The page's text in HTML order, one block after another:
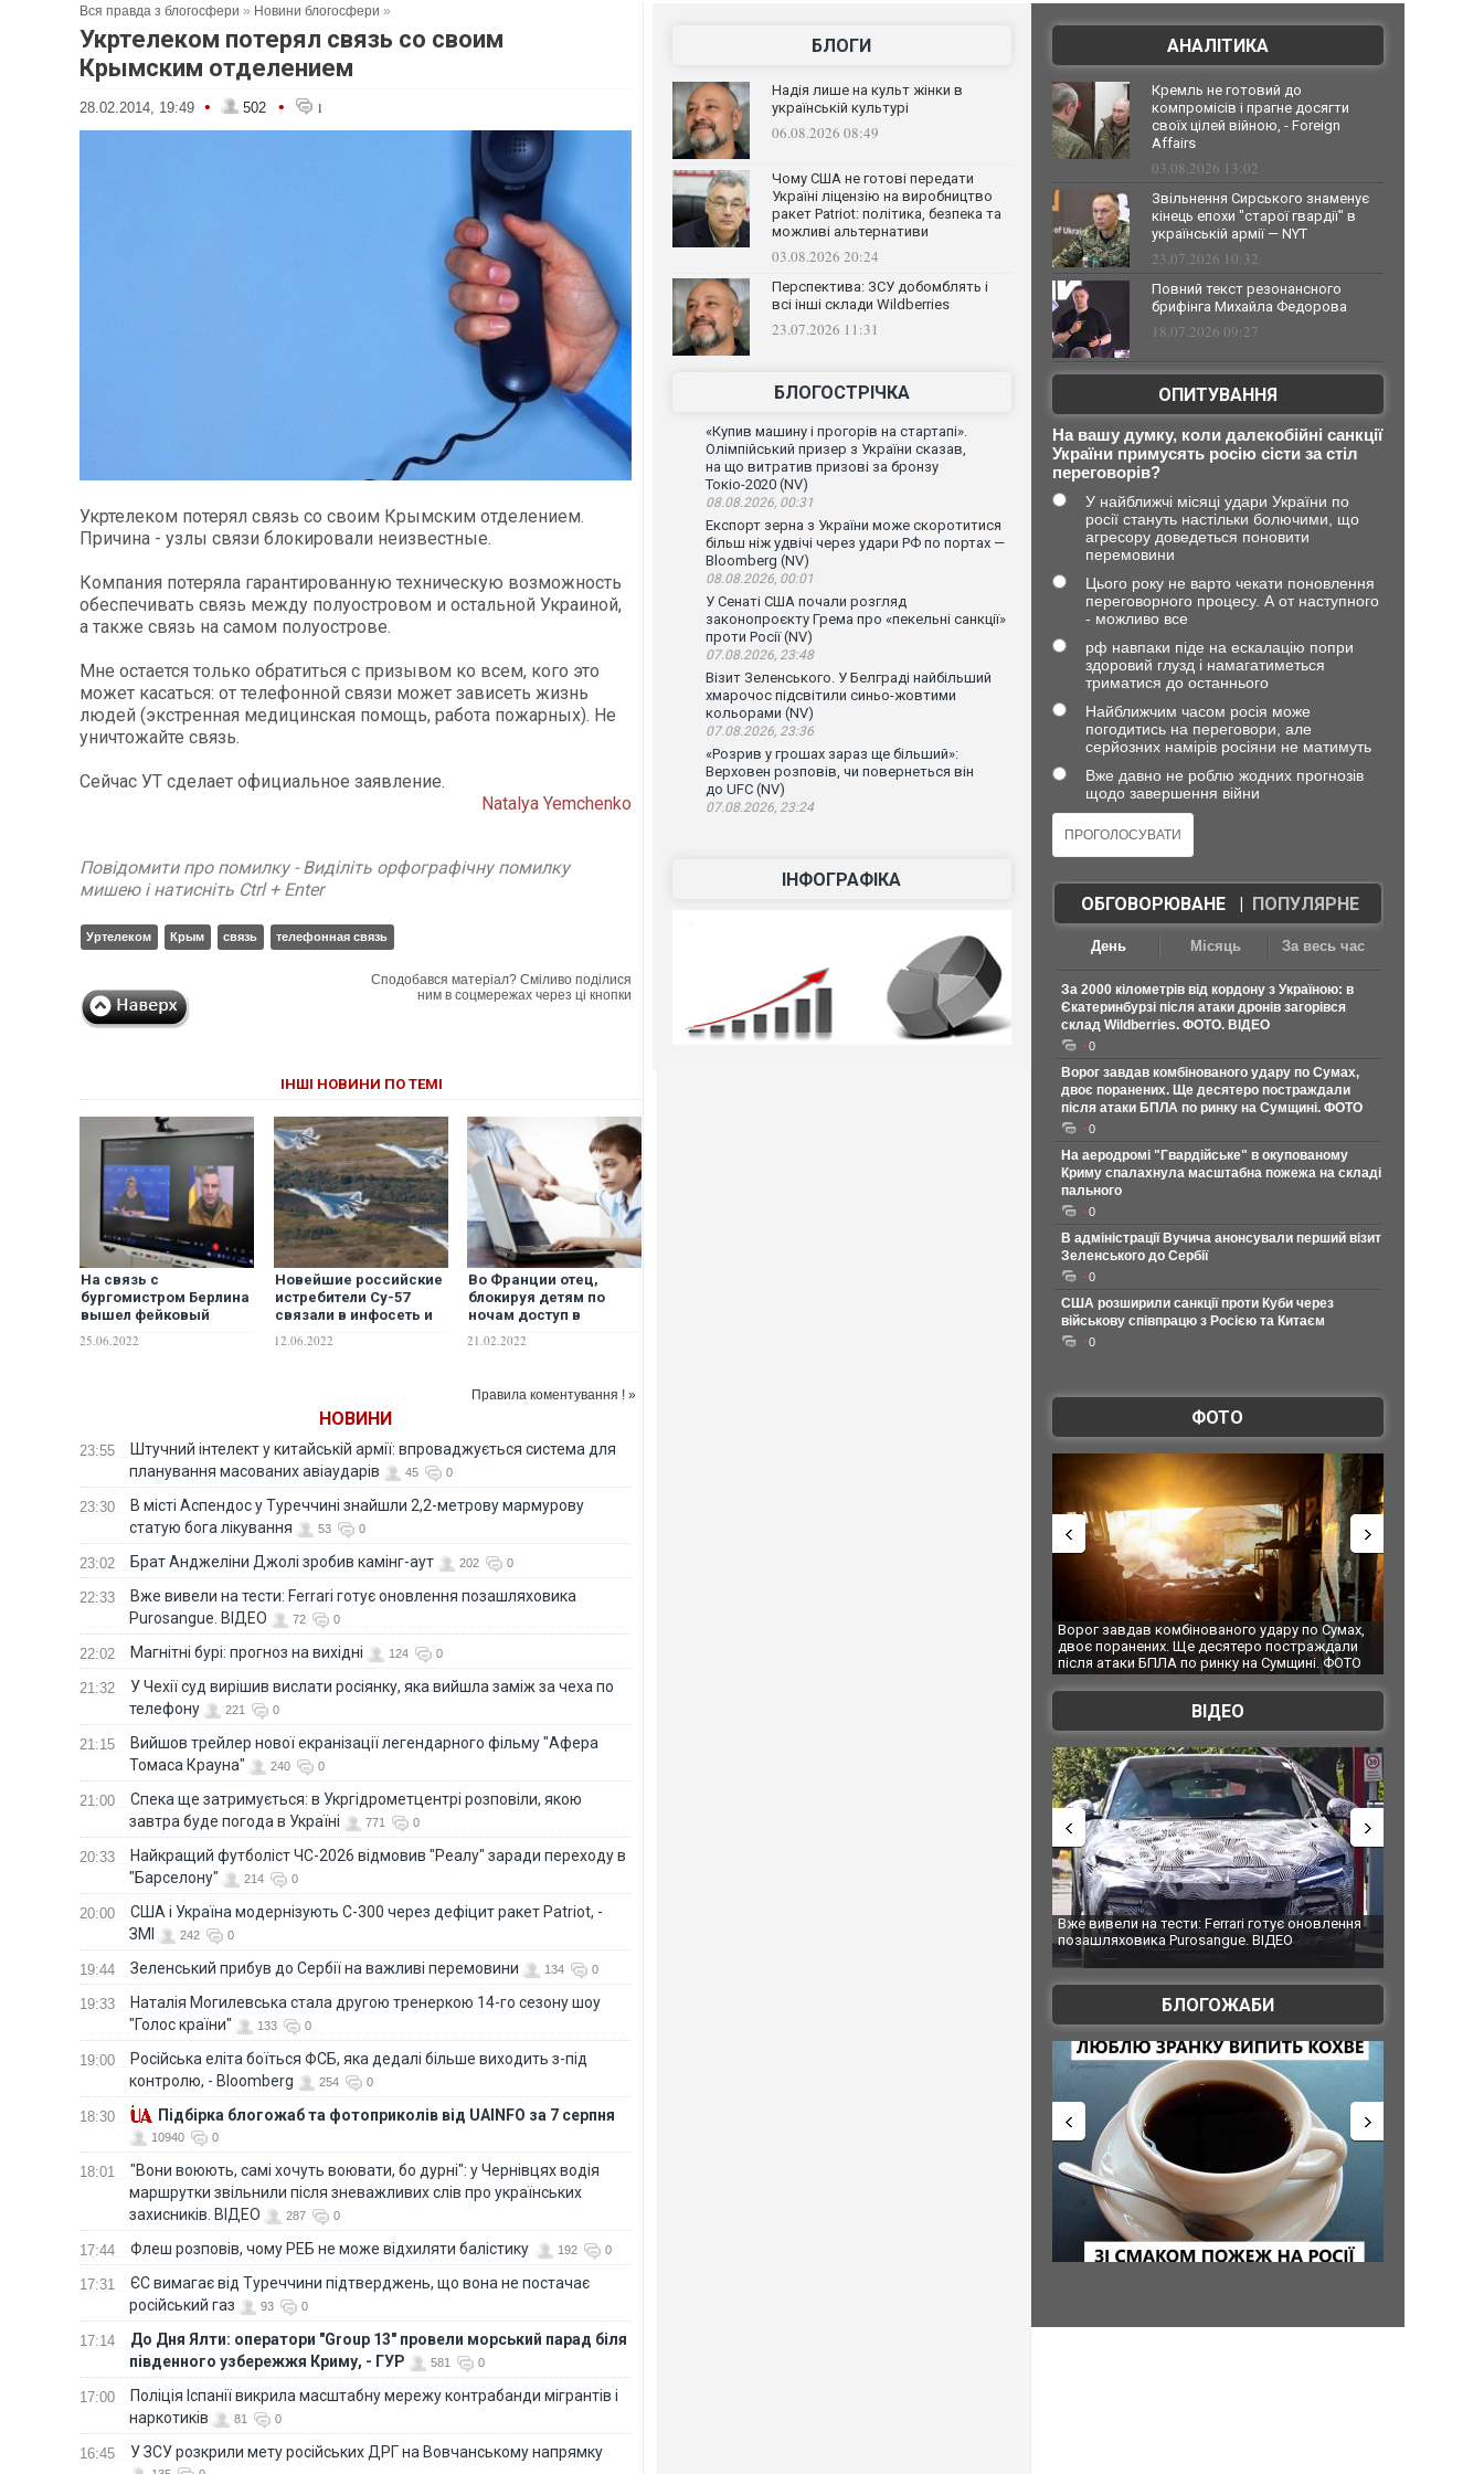
Вся правда з блогосфери » Новини блогосфери »
Укртелеком потерял связь со своим
Крымским отделением
28.02.2014, 19:49 • 502 • 1
Укртелеком потерял связь со своим Крымским отделением.
Причина - узлы связи блокировали неизвестные.
Компания потеряла гарантированную техническую возможность
обеспечивать связь между полуостровом и остальной Украиной,
а также связь на самом полуострове.
Мне остается только обратиться с призывом ко всем, кого это
может касаться: от телефонной связи может зависеть жизнь
людей (экстренная медицинская помощь, работа пожарных). Не
уничтожайте связь.
Сейчас УТ сделает официальное заявление.
Natalya Yemchenko
Повідомити про помилку - Виділіть орфографічну помилку
мишею і натисніть Ctrl + Enter
Уртелеком Крым связь телефонная связь
Сподобався матеріал? Сміливо поділися
ним в соцмережах через ці кнопки
ІНШІ НОВИНИ ПО ТЕМІ
На связь с
бургомистром Берлина
вышел фейковый
25.06.2022
Новейшие российские
истребители Су-57
связали в инфосеть и
с украинской ПВО, –
12.06.2022
Во Франции отец,
блокируя детям по
ночам доступ в
мобильную связь в
21.02.2022
Правила коментування ! »
НОВИНИ
23:55
Штучний інтелект у китайській армії: впроваджується система для
планування масованих авіаударів
45 0
23:30
В місті Аспендос у Туреччині знайшли 2,2-метрову мармурову
статую бога лікування
53 0
23:02 Брат Анджеліни Джолі зробив камінг-аут 202 0
22:33
Вже вивели на тести: Ferrari готує оновлення позашляховика
Purosangue. ВІДЕО
72 0
22:02 Магнітні бурі: прогноз на вихідні 124 0
21:32
У Чехії суд вирішив вислати росіянку, яка вийшла заміж за чеха по
телефону
221 0
21:15
Вийшов трейлер нової екранізації легендарного фільму "Афера
Томаса Крауна"
240 0
21:00
Спека ще затримується: в Укргідрометцентрі розповіли, якою
завтра буде погода в Україні
771 0
20:33
Найкращий футболіст ЧС-2026 відмовив "Реалу" заради переходу в
"Барселону"
214 0
20:00
США і Україна модернізують С-300 через дефіцит ракет Patriot, -
ЗМІ
242 0
19:44 Зеленський прибув до Сербії на важливі перемовини 134 0
19:33
Наталія Могилевська стала другою тренеркою 14-го сезону шоу
"Голос країни"
133 0
19:00
Російська еліта боїться ФСБ, яка дедалі більше виходить з-під
контролю, - Bloomberg
254 0
18:30 Підбірка блогожаб та фотоприколів від UAINFO за 7 серпня
10940 0
18:01
"Вони воюють, самі хочуть воювати, бо дурні": у Чернівцях водія
маршрутки звільнили після зневажливих слів про українських
захисників. ВІДЕО
287 0
17:44 Флеш розповів, чому РЕБ не може відхиляти балістику 192 0
17:31
ЄС вимагає від Туреччини підтверджень, що вона не постачає
російський газ
93 0
17:14
До Дня Ялти: оператори "Group 13" провели морський парад біля
південного узбережжя Криму, - ГУР
581 0
17:00
Поліція Іспанії викрила масштабну мережу контрабанди мігрантів і
наркотиків
81 0
16:45 У ЗСУ розкрили мету російських ДРГ на Вовчанському напрямку
БЛОГИ
Надія лише на культ жінки в
українській культурі
06.08.2026 08:49
Чому США не готові передати
Україні ліцензію на виробництво
ракет Patriot: політика, безпека та
можливі альтернативи
03.08.2026 20:24
Перспектива: ЗСУ добомблять і
всі інші склади Wildberries
23.07.2026 11:31
БЛОГОСТРІЧКА
«Купив машину і прогорів на стартапі».
Олімпійський призер з України сказав,
на що витратив призові за бронзу
Токіо-2020 (NV)
08.08.2026, 00:31
Експорт зерна з України може скоротитися
більш ніж удвічі через удари РФ по портах —
Bloomberg (NV)
08.08.2026, 00:01
У Сенаті США почали розгляд
законопроєкту Грема про «пекельні санкції»
проти Росії (NV)
07.08.2026, 23:48
Візит Зеленського. У Белграді найбільший
хмарочос підсвітили синьо-жовтими
кольорами (NV)
07.08.2026, 23:36
«Розрив у грошах зараз ще більший»:
Верховен розповів, чи повернеться він
до UFC (NV)
07.08.2026, 23:24
ІНФОГРАФІКА
АНАЛІТИКА
Кремль не готовий до
компромісів і прагне досягти
своїх цілей війною, - Foreign
Affairs
03.08.2026 13:02
Звільнення Сирського знаменує
кінець епохи "старої гвардії" в
українській армії — NYT
23.07.2026 10:32
Повний текст резонансного
брифінга Михайла Федорова
18.07.2026 09:27
ОПИТУВАННЯ
На вашу думку, коли далекобійні санкції
України примусять росію сісти за стіл
переговорів?
У найближчі місяці удари України по
росії стануть настільки болючими, що
агресору доведеться поновити
перемовини
Цього року не варто чекати поновлення
переговорного процесу. А от наступного
- можливо все
рф навпаки піде на ескалацію попри
здоровий глузд і намагатиметься
триматися до останнього
Найближчим часом росія може
погодитись на переговори, але
серйозних намірів росіяни не матимуть
Вже давно не роблю жодних прогнозів
щодо завершення війни
ОБГОВОРЮВАНЕ| ПОПУЛЯРНЕ
День Місяць За весь час
За 2000 кілометрів від кордону з Україною: в
Єкатеринбурзі після атаки дронів загорівся
склад Wildberries. ФОТО. ВІДЕО
0
Ворог завдав комбінованого удару по Сумах,
двоє поранених. Ще десятеро постраждали
після атаки БПЛА по ринку на Сумщині. ФОТО
0
На аеродромі "Гвардійське" в окупованому
Криму спалахнула масштабна пожежа на складі
пального
0
В адміністрації Вучича анонсували перший візит
Зеленського до Сербії
0
США розширили санкції проти Куби через
військову співпрацю з Росією та Китаєм
0
ФОТО
Ворог завдав комбінованого удару по Сумах,
двоє поранених. Ще десятеро постраждали
після атаки БПЛА по ринку на Сумщині. ФОТО
За 2000 кілометрів від
Єкатеринбурзі після атаки
склад Wildberries. ФОТО.
ВІДЕО
Вже вивели на тести: Ferrari готує оновлення
позашляховика Purosangue. ВІДЕО
Вийшов трейлер нової
фільму "Афера Томаса
БЛОГОЖАБИ